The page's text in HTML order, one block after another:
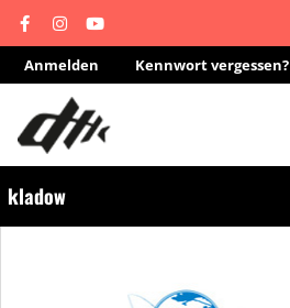
Anmelden Kennwort vergessen?
kladow